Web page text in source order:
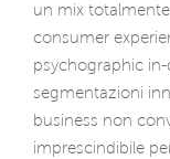
un mix
consumer
psychographic
segmentazioni
business non
imprescindibile